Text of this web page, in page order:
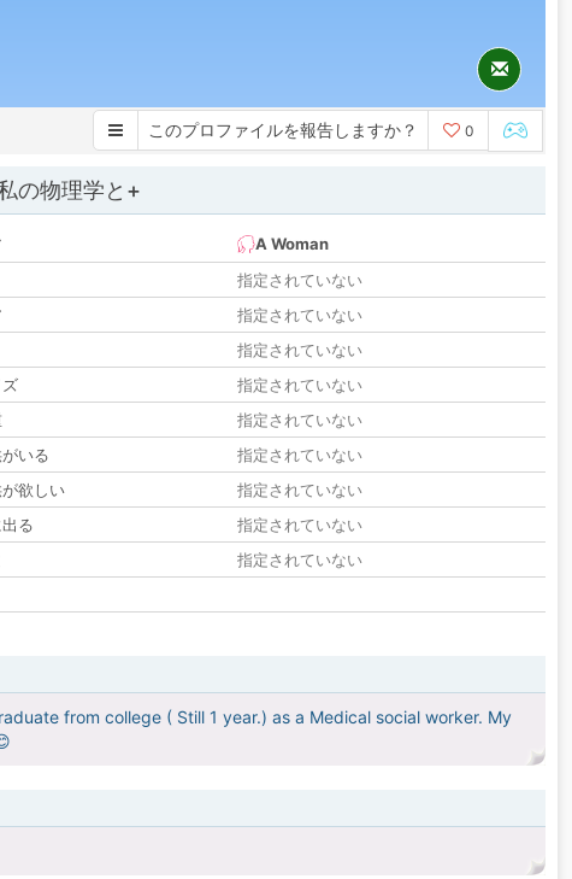
このプロファイルを報告しますか？ 0
の物理学と+
A Woman
指定されていない
指定されていない
指定されていない
指定されていない
指定されていない
いる
指定されていない
欲しい
指定されていない
る
指定されていない
指定されていない
from college ( Still 1 year.) as a Medical social worker. My